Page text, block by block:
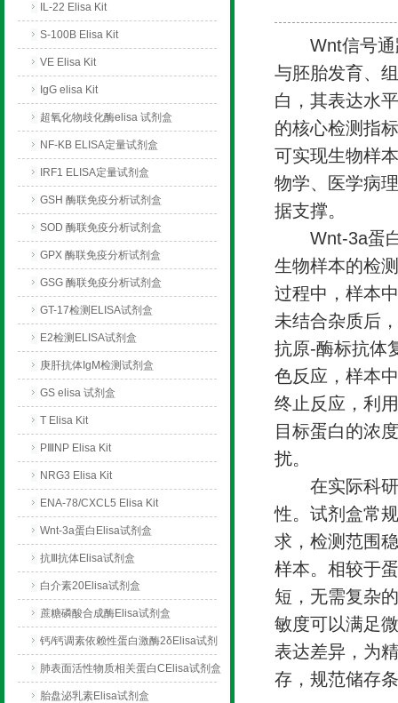
IL-22 Elisa Kit
S-100B Elisa Kit
VE Elisa Kit
IgG elisa Kit
超氧化物歧化酶elisa 试剂盒
NF-KB ELISA定量试剂盒
IRF1 ELISA定量试剂盒
GSH 酶联免疫分析试剂盒
SOD 酶联免疫分析试剂盒
GPX 酶联免疫分析试剂盒
GSG 酶联免疫分析试剂盒
GT-17检测ELISA试剂盒
E2检测ELISA试剂盒
庚肝抗体IgM检测试剂盒
GS elisa 试剂盒
T Elisa Kit
PⅢNP Elisa Kit
NRG3 Elisa Kit
ENA-78/CXCL5 Elisa Kit
Wnt-3a蛋白Elisa试剂盒
抗Ⅲ抗体Elisa试剂盒
白介素20Elisa试剂盒
蔗糖磷酸合成酶Elisa试剂盒
钙/钙调素依赖性蛋白激酶2δElisa试剂
盒
肺表面活性物质相关蛋白CElisa试剂盒
胎盘泌乳素Elisa试剂盒
Wnt信号通路
与胚胎发育、
白，其表达水
的核心检测指
可实现生物样
物学、医学病
据支撑。
Wnt-3a蛋白
生物样本的检
过程中，样本
未结合杂质后
抗原-酶标抗体
色反应，样本
终止反应，利
目标蛋白的浓
扰。
在实际科研
性。试剂盒常
求，检测范围
样本。相较于
短，无需复杂
敏度可以满足
表达差异，为
存，规范储存